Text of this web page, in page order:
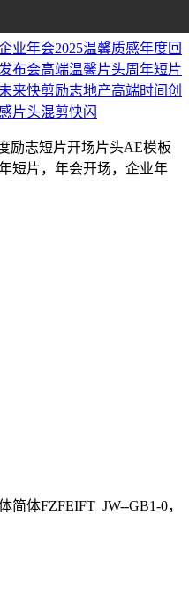
业年会2025温馨质感年度回
布会高端温馨片头周年短片
来快剪励志地产高端时间 创
片头混剪快闪
励志短片开场片头AE模板
短片，年会开场，企业年
体FZFEIFT_JW--GB1-0，